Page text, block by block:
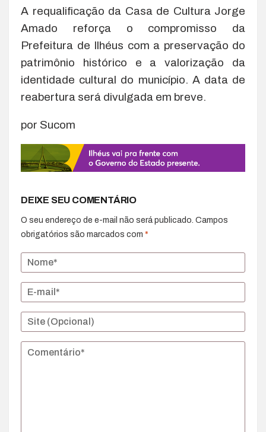
A requalificação da Casa de Cultura Jorge
Amado reforça o compromisso da
Prefeitura de Ilhéus com a preservação do
patrimônio histórico e a valorização da
identidade cultural do município. A data de
reabertura será divulgada em breve.
por Sucom
DEIXE SEU COMENTÁRIO
O seu endereço de e-mail não será publicado. Campos
obrigatórios são marcados com *